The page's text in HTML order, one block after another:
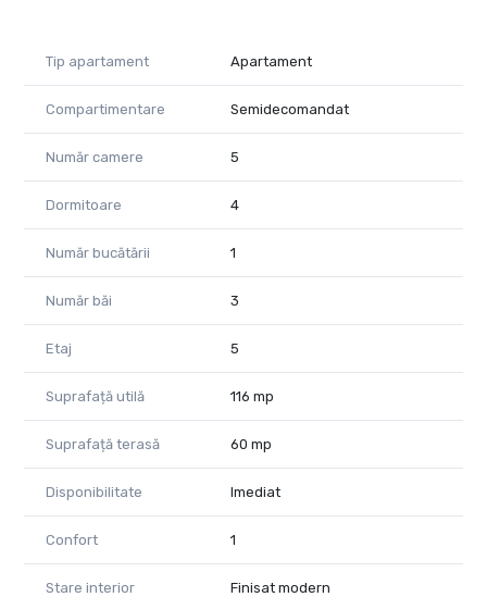
Tip apartament Apartament
Compartimentare Semidecomandat
Număr camere 5
Dormitoare 4
Număr bucătării 1
Număr băi 3
Etaj 5
Suprafață utilă 116 mp
Suprafață terasă 60 mp
Disponibilitate Imediat
Confort 1
Stare interior Finisat modern